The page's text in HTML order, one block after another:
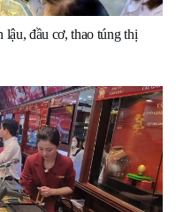
đầu cơ, thao túng thị